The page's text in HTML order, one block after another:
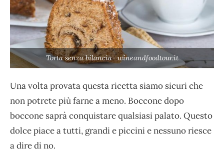
Torta senza bilancia- wineandfoodtour.it
Una volta provata questa ricetta siamo sicuri che
non potrete più farne a meno. Boccone dopo
boccone saprà conquistare qualsiasi palato. Questo
dolce piace a tutti, grandi e piccini e nessuno riesce
a dire di no.